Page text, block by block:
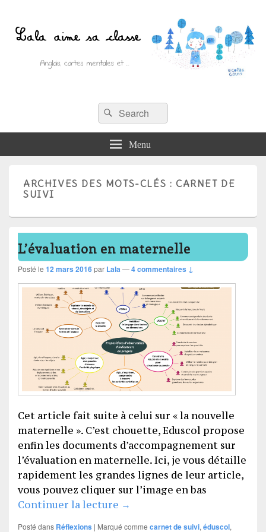
Lala aime sa classe
Anglais, cartes mentales et ….Recherche :
Rechercher
Menu
ARCHIVES DES MOTS-CLÉS : CARNET DE
SUIVI
L’évaluation en maternelle
Posté le 12 mars 2016par Lala—4 commentaires ↓
Cet article fait suite à celui sur « la nouvelle
maternelle ». C’est chouette, Eduscol propose
enfin les documents d’accompagnement sur
l’évaluation en maternelle. Ici, je vous détaille
rapidement les grandes lignes de leur article,
vous pouvez cliquer sur l’image en bas
Continuer la lecture L’évaluation en maternelle
→
Posté dans Réflexions | Marqué comme carnet de suivi, éduscol,